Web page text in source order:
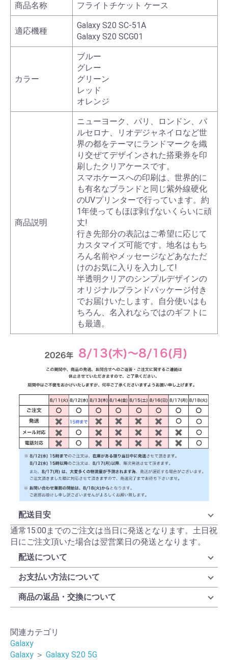
商品名称 フライトチケット ケース
適応機種
Galaxy S20 SC-51A
Galaxy S20 SCG01
カラー
ブルー
グレー
グリーン
レッド
オレンジ
商品説明
ニューヨーク、パリ、ロンドン、バ
ルセロナ、リオデジャネイロなど世
界の都をテーマにランドマークを織
り交ぜてデザインされた搭乗券を印
刷したクリアケースです。
スマホケースへの印刷は、世界的に
も有名なブランドと同じ紫外線硬化
のUVプリンターで行っています。約
1年使ってもほぼ剥げないくらいに頑
丈!
行き先部分の表記はご希望に応じて
カスタマイズ可能です。地名はもち
ろん名前やメッセージなどあなただ
けのお気に入りを入力して!
半透明クリアのシンプルデザインの
オリジナルブランドパッケージ付き
でお届けいたします。自分使いはも
ちろん、名入れならではのギフトに
も最適。
配送目安
通常15:00までのご注文は当日に発送となります。土日祝
日にご注文頂いた場合は翌営業日の発送となります。
配送について
お支払い方法について
商品の返品・交換について
関連カテゴリ
Galaxy
Galaxy ＞ Galaxy S20 5G